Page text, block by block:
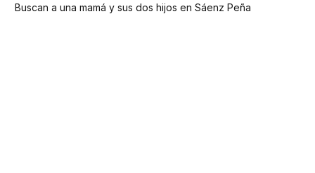
Buscan a una mamá y sus dos hijos en Sáenz Peña